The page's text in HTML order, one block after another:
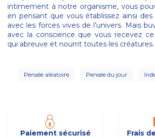
intimement à notre organisme, vous
en pensant que vous établissez ainsi
avec les forces vives de l’univers. Mais
avec la conscience que vous recevez
qui abreuve et nourrit toutes les créatures.
Pensée aléatoire Pensée du jour
Paiement sécurisé Frais